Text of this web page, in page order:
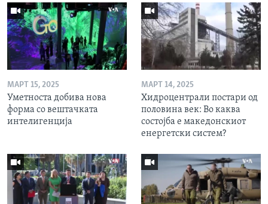
МАРТ 15, 2025
Уметноста добива нова
форма со вештачката
интелигенција
МАРТ 14, 2025
Хидроцентрали постари од
половина век: Во каква
состојба е македонскиот
енергетски систем?